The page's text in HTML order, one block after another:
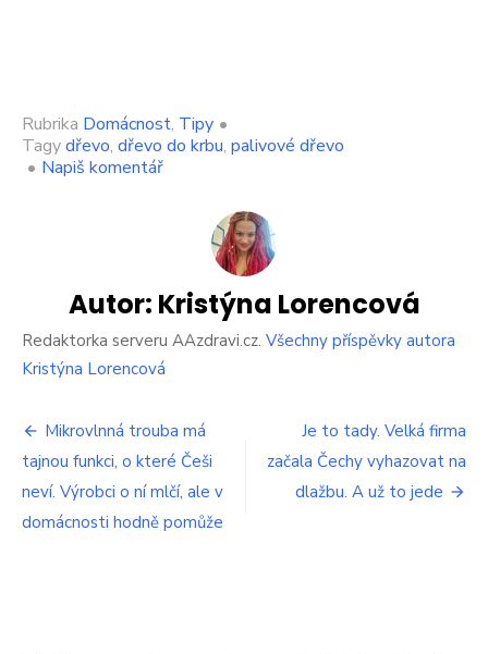
Rubrika Domácnost, Tipy •
Tagydřevo, dřevo do krbu, palivové dřevo
• Napiš komentářon
60
%
času
déle.
vám
ušetří
tisíce
korun
a
zajistí
Autor: Kristýna Lorencová
Redaktorka serveru AAzdravi.cz. Všechny příspěvky autora
Kristýna Lorencová
Navigace
pro
příspěvek
Mikrovlnná trouba má
tajnou funkci, o které Češi
neví. Výrobci o ní mlčí, ale v
domácnosti hodně pomůže
Je to tady. Velká firma
začala Čechy vyhazovat na
dlažbu. A už to jede